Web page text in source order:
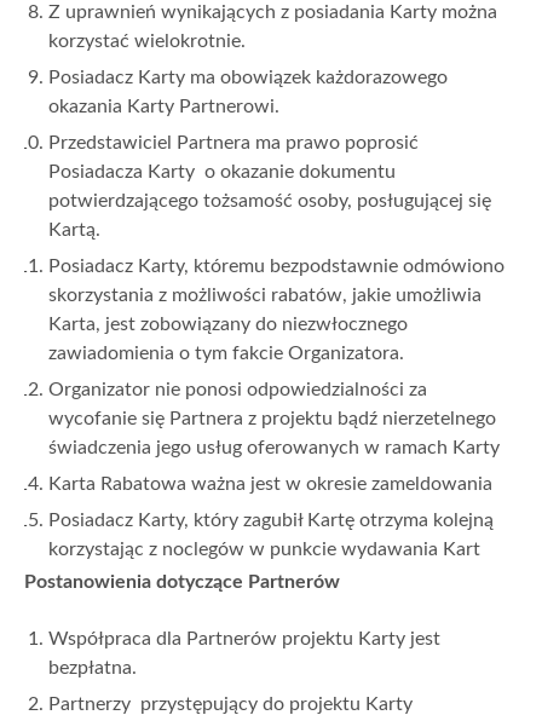
Z uprawnień wynikających z posiadania Karty można
korzystać wielokrotnie.
Posiadacz Karty ma obowiązek każdorazowego
okazania Karty Partnerowi.
Przedstawiciel Partnera ma prawo poprosić
Posiadacza Karty o okazanie dokumentu
potwierdzającego tożsamość osoby, posługującej się
Kartą.
Posiadacz Karty, któremu bezpodstawnie odmówiono
skorzystania z możliwości rabatów, jakie umożliwia
Karta, jest zobowiązany do niezwłocznego
zawiadomienia o tym fakcie Organizatora.
Organizator nie ponosi odpowiedzialności za
wycofanie się Partnera z projektu bądź nierzetelnego
świadczenia jego usług oferowanych w ramach Karty
Karta Rabatowa ważna jest w okresie zameldowania
Posiadacz Karty, który zagubił Kartę otrzyma kolejną
korzystając z noclegów w punkcie wydawania Kart
Postanowienia dotyczące Partnerów
Współpraca dla Partnerów projektu Karty jest
bezpłatna.
Partnerzy przystępujący do projektu Karty